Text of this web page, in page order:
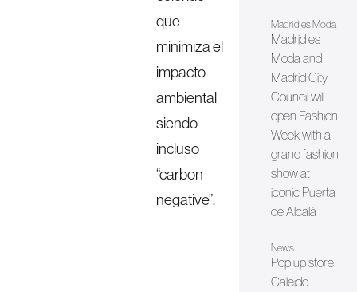
que
minimiza el
impacto
ambiental
siendo
incluso
“carbon
negative”.
Madrid es Moda
Madrid es
Moda and
Madrid City
Council will
open Fashion
Week with a
grand fashion
show at
iconic Puerta
de Alcalá
News
Pop up store
Caleido